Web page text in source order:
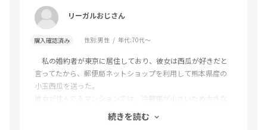
リーガルおじさん
購入確認済み 性別:男性 年代:70代～
私の婚約者が東京に居住しており、彼女は西瓜が好きだと
言ってたから、郵便局ネットショップを利用して熊本県産の
小玉西瓜を送った。
彼女が住んでるマンションでは、冷蔵庫が小さいため大きな
西瓜は切っても入らないため、小玉西瓜でちょうど良かっ
続きを読む